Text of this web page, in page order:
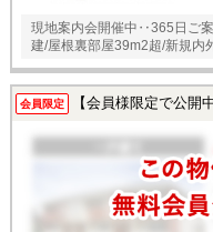
現地案内会開催中‥365日ご
建/屋根裏部屋39m2超/新規内
会員限定 【会員様限定で公開